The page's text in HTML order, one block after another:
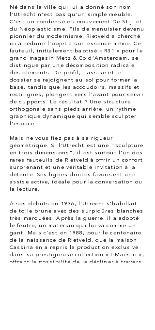
Né dans la ville qui lui a donné son nom,
l'Utrecht n'est pas qu'un simple meuble.
C'est un condensé du mouvement De Stijl et
du Néoplasticisme. Fils de menuisier devenu
pionnier du modernisme, Rietveld a cherché
ici à réduire l'objet à son essence même. Ce
fauteuil, initialement baptisé « R31 » pour le
grand magasin Metz & Co d'Amsterdam, se
distingue par une décomposition radicale
des éléments.
De profil, l'assise et le
dossier se rejoignent au sol pour former la
base, tandis que les accoudoirs, massifs et
rectilignes, plongent vers l'avant pour servir
de supports. Le résultat ? Une structure
orthogonale sans pieds arrière, un rythme
graphique dynamique qui semble sculpter
l'espace.
Mais ne vous fiez pas à sa rigueur
géométrique. Si l'Utrecht est une "sculpture
en trois dimensions", il est surtout l'un des
rares fauteuils de Rietveld à offrir un confort
surprenant et une véritable invitation à la
détente. Ses lignes droites favorisent une
assise active, idéale pour la conversation ou
la lecture.
À ses débuts en 1936, l'Utrecht s'habillait
de toile brune avec des surpiqûres blanches
très marquées. Après la guerre, il a adopté
le feutre, un matériau qui lui va comme un
gant. Mais c'est en 1988, pour le centenaire
de la naissance de Rietveld, que la maison
Cassina en a repris la production exclusive
dans sa prestigieuse collection « I Maestri »,
offrant la possibilité de le décliner à travers